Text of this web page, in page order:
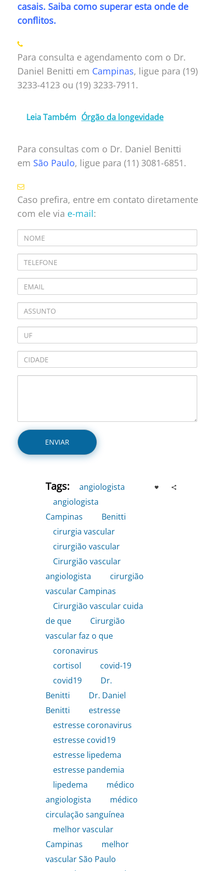
casais. Saiba como superar esta onde de
conflitos.
Para consulta e agendamento com o Dr.
Daniel Benitti em Campinas, ligue para (19)
3233-4123 ou (19) 3233-7911.
Leia Também Órgão da longevidade
Para consultas com o Dr. Daniel Benitti
em São Paulo, ligue para (11) 3081-6851.
Caso prefira, entre em contato diretamente
com ele via e-mail:
Tags: angiologista
angiologista
Campinas
Benitti
cirurgia vascular
cirurgião vascular
Cirurgião vascular
angiologista
cirurgião
vascular Campinas
Cirurgião vascular cuida
de que
Cirurgião
vascular faz o que
coronavirus
cortisol
covid-19
covid19
Dr.
Benitti
Dr. Daniel
Benitti
estresse
estresse coronavirus
estresse covid19
estresse lipedema
estresse pandemia
lipedema
médico
angiologista
médico
circulação sanguínea
melhor vascular
Campinas
melhor
vascular São Paulo